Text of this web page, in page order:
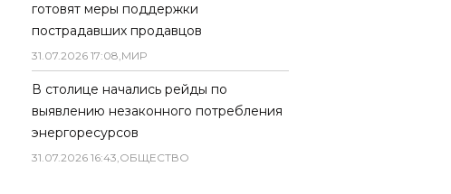
готовят меры поддержки
пострадавших продавцов
31.07.2026 17:08,МИР
В столице начались рейды по
выявлению незаконного потребления
энергоресурсов
31.07.2026 16:43,ОБЩЕСТВО